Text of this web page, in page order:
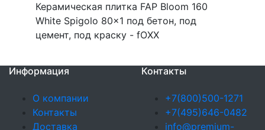
Керамическая плитка FAP Bloom 160
White Spigolo 80x1 под бетон, под
цемент, под краску - fOXX
Информация
О компании
Контакты
Доставка
Контакты
+7(800)500-1271
+7(495)646-0482
info@premium-